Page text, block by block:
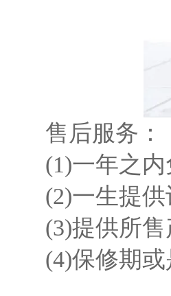
售后服务：
(1)一年之
(2)一生提
(3)提供所
(4)保修期